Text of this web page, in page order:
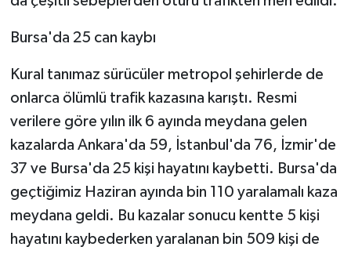
Bursa'da 25 can kaybı
Kural tanımaz sürücüler metropol şehirlerde de
onlarca ölümlü trafik kazasına karıştı. Resmi
verilere göre yılın ilk 6 ayında meydana gelen
kazalarda Ankara'da 59, İstanbul'da 76, İzmir'de
37 ve Bursa'da 25 kişi hayatını kaybetti. Bursa'da
geçtiğimiz Haziran ayında bin 110 yaralamalı kaza
meydana geldi. Bu kazalar sonucu kentte 5 kişi
hayatını kaybederken yaralanan bin 509 kişi de